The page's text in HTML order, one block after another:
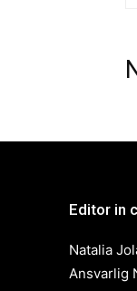
Editor in
Natalia
Ansvarlig